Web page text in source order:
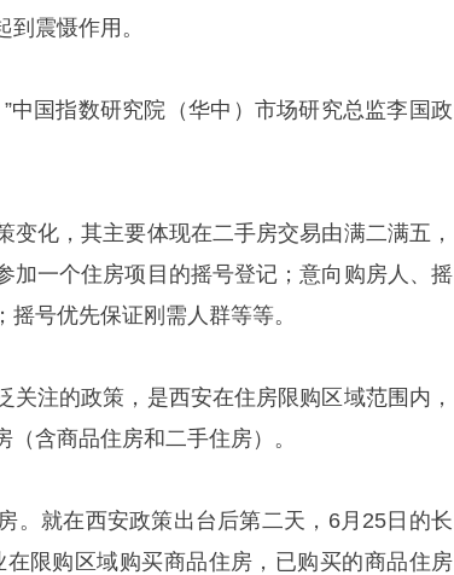
震慑作用。
中国指数研究院（华中）市场研究总监李国政
化，其主要体现在二手房交易由满二满五，
加一个住房项目的摇号登记；意向购房人、摇
号优先保证刚需人群等等。
注的政策，是西安在住房限购区域范围内，
含商品住房和二手住房）。
。就在西安政策出台后第二天，6月25日的长
限购区域购买商品住房，已购买的商品住房